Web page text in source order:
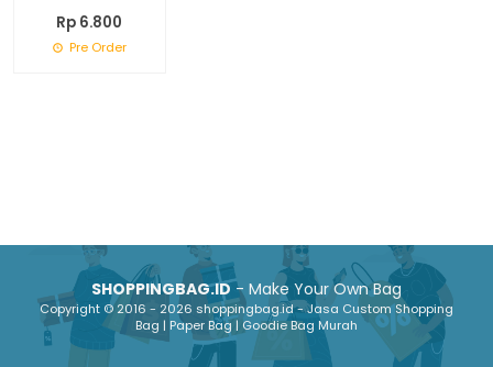
Rp 6.800
Pre Order
SHOPPINGBAG.ID- Make Your Own Bag
Copyright © 2016 - 2026 shoppingbag.id - Jasa Custom Shopping
Bag | Paper Bag | Goodie Bag Murah